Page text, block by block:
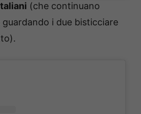
(che continuano
i due bisticciare